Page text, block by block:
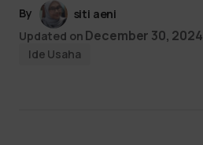
By
siti aeni
Updated on December 30, 2024
Ide Usaha